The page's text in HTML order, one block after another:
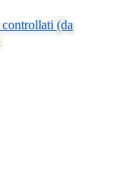
(da